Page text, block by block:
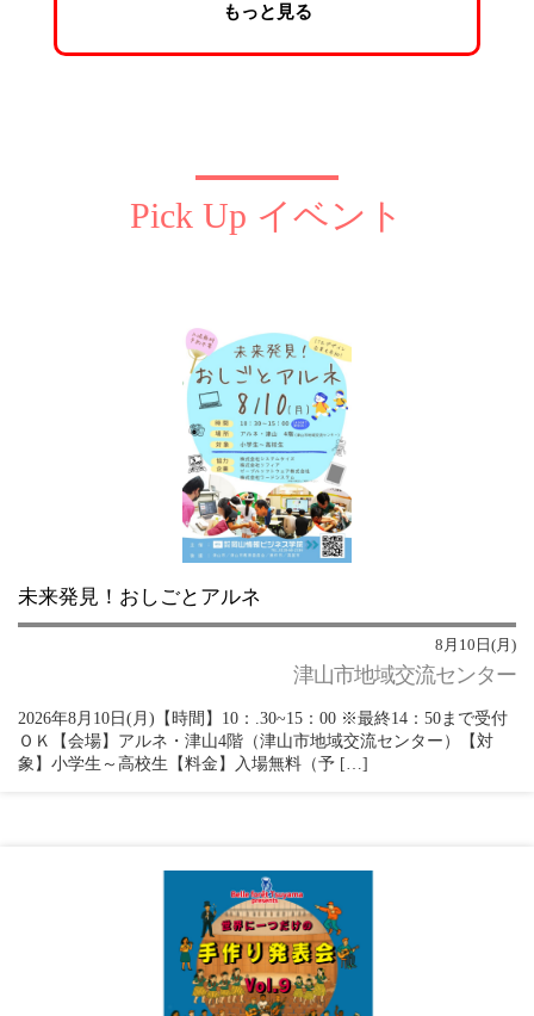
もっと見る
Pick Up イベント
未来発見！おしごとアルネ
8月10日(月)
津山市地域交流センター
2026年8月10日(月)【時間】10：.30~15：00 ※最終14：50まで受付
ＯＫ【会場】アルネ・津山4階（津山市地域交流センター）【対
象】小学生～高校生【料金】入場無料（予 […]